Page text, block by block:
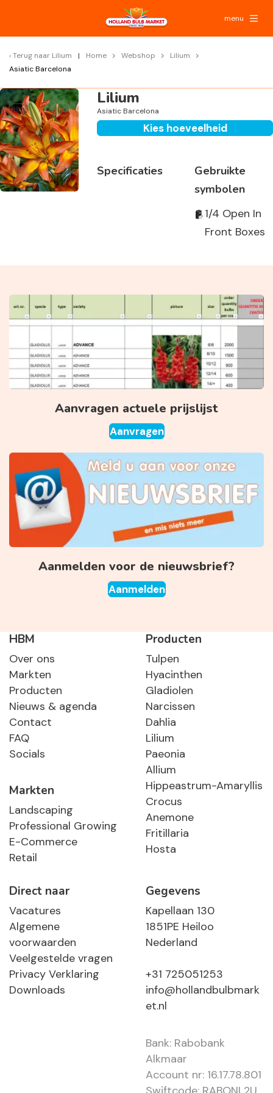
menu
Terug naar Lilium Home Webshop
Lilium
Asiatic Barcelona
Lilium
Asiatic Barcelona
Kies hoeveelheid
Specificaties
Gebruikte
symbolen
1/4 Open In
Front Boxes
Aanvragen actuele prijslijst
Aanvragen
Aanmelden voor de nieuwsbrief?
Aanmelden
HBM
Over ons
Markten
Producten
Nieuws & agenda
Contact
FAQ
Socials
Markten
Landscaping
Professional Growing
E-Commerce
Retail
Producten
Tulpen
Hyacinthen
Gladiolen
Narcissen
Dahlia
Lilium
Paeonia
Allium
Hippeastrum-Amaryllis
Crocus
Anemone
Fritillaria
Hosta
Direct naar
Vacatures
Algemene
voorwaarden
Veelgestelde vragen
Privacy Verklaring
Downloads
Gegevens
Kapellaan 130
1851PE Heiloo
Nederland
+31 725051253
info@hollandbulbmark
et.nl
Bank: Rabobank
Alkmaar
Account nr: 16.17.78.801